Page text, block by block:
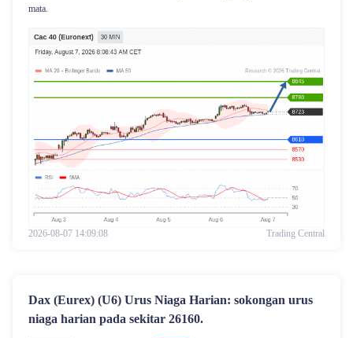
mata.
2026-08-07 14:09:08 Trading Central
Dax (Eurex) (U6) Urus Niaga Harian: sokongan urus
niaga harian pada sekitar 26160.